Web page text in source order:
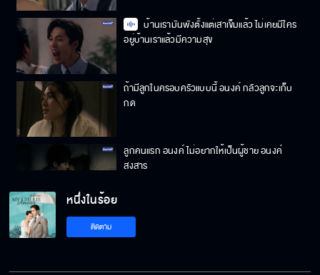
บ้านเรามันพังตั้งแต่เสาเข็มแล้ว ไม่เคยมีใคร
อยู่บ้านเราแล้วมีความสุข
ถ้ามีลูกในครอบครัวแบบนี้ อนงค์ กลัวลูกจะเก็บ
กด
ลูกคนแรก อนงค์ ไม่อยากให้เป็นผู้ชาย อนงค์
สงสาร
จริง ๆ แล้ว อนงค์ ไม่ได้ท้อง เราแค่กลัวว่าจะไม่ได้
หนึ่งในร้อย
ติดตาม